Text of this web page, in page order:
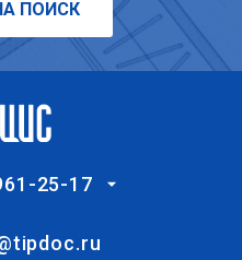
ПОИСК
25-17